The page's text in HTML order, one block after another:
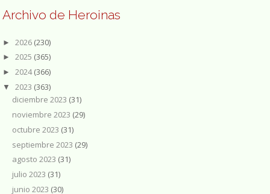
Archivo de Heroinas
► 2026 (230)
► 2025 (365)
► 2024(366)
▼ 2023 (363)
diciembre 2023 (31)
noviembre 2023 (29)
octubre 2023 (31)
septiembre 2023 (29)
agosto 2023 (31)
julio 2023 (31)
junio 2023 (30)